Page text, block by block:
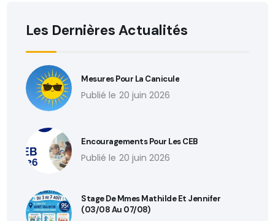
Les Dernières Actualités
Mesures Pour La Canicule
20 juin 2026
Encouragements Pour Les CEB
20 juin 2026
Stage De Mmes Mathilde Et Jennifer
(03/08 Au 07/08)